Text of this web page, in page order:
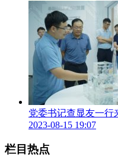
何国杰对查显友一行的到
支持宁都表示感谢，并围
布建设乡村振兴示范镇、
教育和社会实践基地、优
查显友表示，西安电子科
台”起家，创办至今已经
中的红色基因，深耕电子
学科专业先河，锻造了人
足自身学科优势，充分调
党委书记查显友一行
2023-08-15 19:07
栏目热点